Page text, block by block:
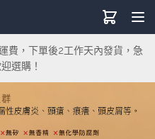
費，下單後2工作天內發貨，急
選購！